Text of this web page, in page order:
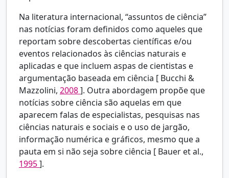
Na literatura internacional, “assuntos de ciência”
nas notícias foram definidos como aqueles que
reportam sobre descobertas científicas e/ou
eventos relacionados às ciências naturais e
aplicadas e que incluem aspas de cientistas e
argumentação baseada em ciência [ Bucchi &
Mazzolini, 2008]. Outra abordagem propõe que
notícias sobre ciência são aquelas em que
aparecem falas de especialistas, pesquisas nas
ciências naturais e sociais e o uso de jargão,
informação numérica e gráficos, mesmo que a
pauta em si não seja sobre ciência [ Bauer et al.,
1995].